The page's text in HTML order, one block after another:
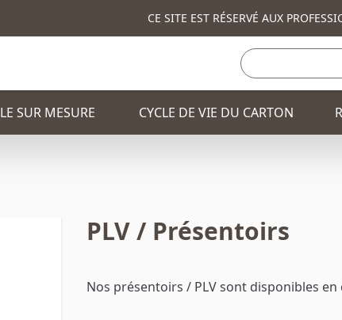
CE SITE EST RÉSERVÉ AUX
TOTEM PUBLICITAIRE
LE SUR MESURE CYCLE DE VIE DU CARTON
PLV / Présentoirs
Nos présentoirs / PLV sont disponibles